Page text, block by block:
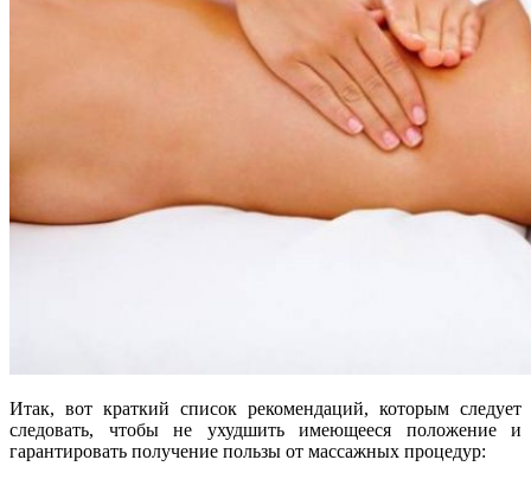
Итак, вот краткий список рекомендаций, которым следует
следовать, чтобы не ухудшить имеющееся положение и
гарантировать получение пользы от массажных процедур: